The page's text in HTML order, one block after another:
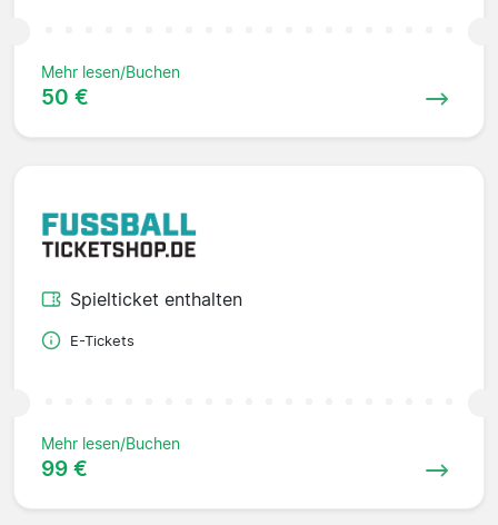
Mehr lesen/Buchen
50 €
Spielticket enthalten
E-Tickets
Mehr lesen/Buchen
99 €